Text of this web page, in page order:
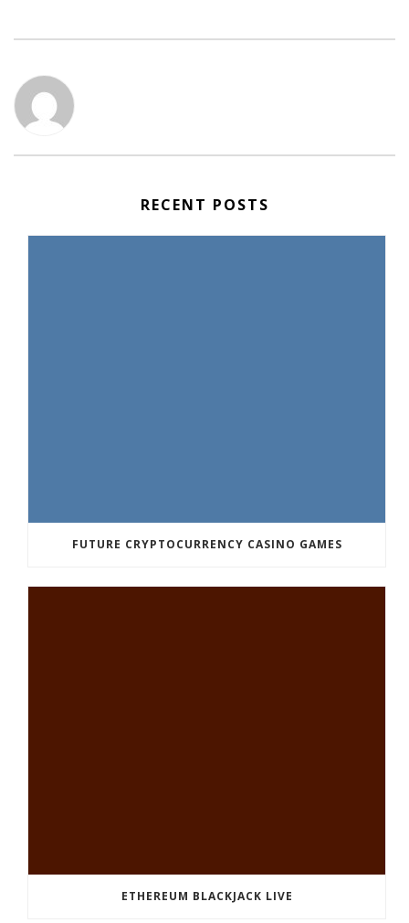
RECENT POSTS
FUTURE CRYPTOCURRENCY CASINO GAMES
ETHEREUM BLACKJACK LIVE